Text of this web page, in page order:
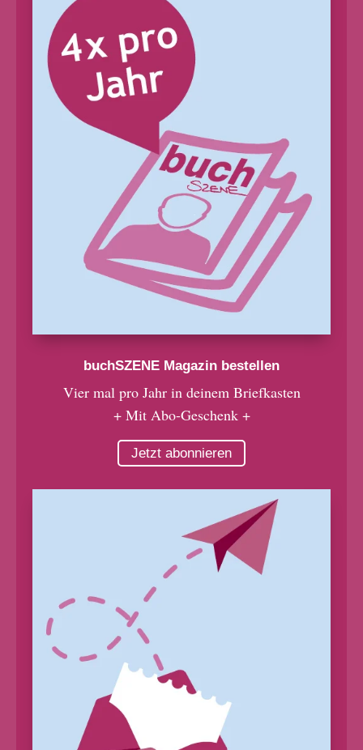
buchSZENE Magazin bestellen
Vier mal pro Jahr in deinem Briefkasten
+ Mit Abo-Geschenk +
Jetzt abonnieren